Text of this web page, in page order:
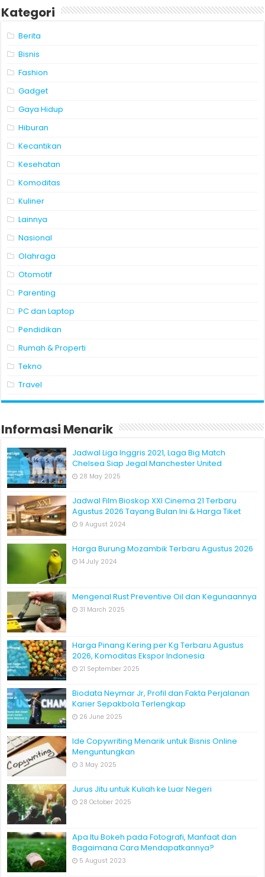
Kategori
Berita
Bisnis
Fashion
Gadget
Gaya Hidup
Hiburan
Kecantikan
Kesehatan
Komoditas
Kuliner
Lainnya
Nasional
Olahraga
Otomotif
Parenting
PC dan Laptop
Pendidikan
Rumah & Properti
Tekno
Travel
Informasi Menarik
Jadwal Liga Inggris 2021, Laga Big Match
Chelsea Siap Jegal Manchester United
28 May 2025
Jadwal Film Bioskop XXI Cinema 21 Terbaru
Agustus 2026 Tayang Bulan Ini & Harga Tiket
9 August 2024
Harga Burung Mozambik Terbaru Agustus 2026
14 July 2024
Mengenal Rust Preventive Oil dan Kegunaannya
31 March 2025
Harga Pinang Kering per Kg Terbaru Agustus
2026, Komoditas Ekspor Indonesia
21 September 2025
Biodata Neymar Jr, Profil dan Fakta Perjalanan
Karier Sepakbola Terlengkap
26 June 2025
Ide Copywriting Menarik untuk Bisnis Online
Menguntungkan
3 May 2025
Jurus Jitu untuk Kuliah ke Luar Negeri
28 October 2025
Apa Itu Bokeh pada Fotografi, Manfaat dan
Bagaimana Cara Mendapatkannya?
5 August 2023